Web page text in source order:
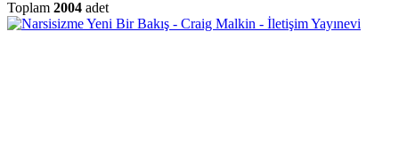
Toplam 2004 adet